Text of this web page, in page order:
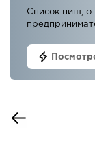
Список ниш, о